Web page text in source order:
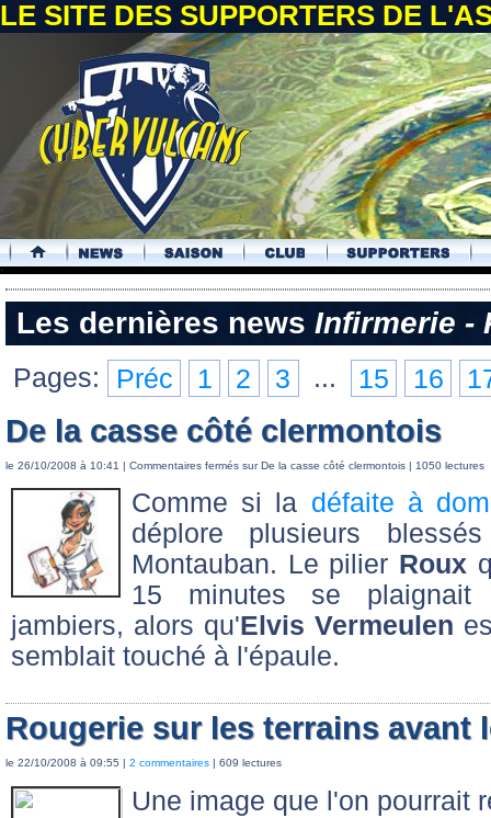
LE SITE DES SUPPORTERS DE
.
Les dernières news Infirmerie -
Pages: Préc 1 2 3 ... 15 16
De la casse côté clermontois
le 26/10/2008 à 10:41 | Commentaires fermés sur De la casse côté clermontois | 1050 lectures
Comme si la défaite à
déplore plusieurs
Montauban. Le pilier Roux
15 minutes se
jambiers, alors qu'Elvis Vermeulen
semblait touché à l'épaule.
Rougerie sur les terrains avant
le 22/10/2008 à 09:55 | 2 commentaires | 609 lectures
Une image que l'on pourrait